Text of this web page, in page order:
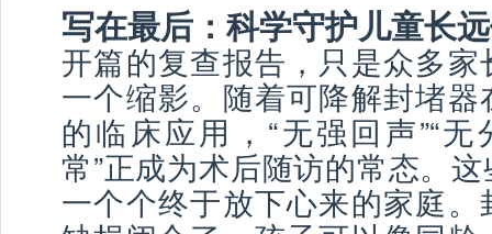
写在最后：科学守护儿童长
开篇的复查报告，只是众多
一个缩影。随着可降解封堵
的临床应用，“无强回声”“无
常”正成为术后随访的常态。
一个个终于放下心来的家庭